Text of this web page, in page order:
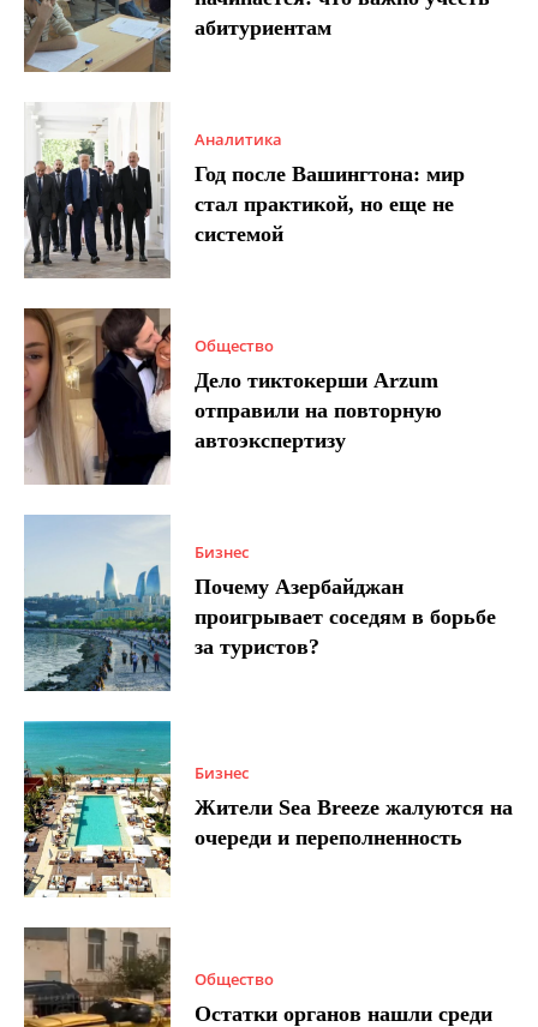
абитуриентам
Аналитика
Год после Вашингтона: мир
стал практикой, но еще не
системой
Общество
Дело тиктокерши Arzum
отправили на повторную
автоэкспертизу
Бизнес
Почему Азербайджан
проигрывает соседям в борьбе
за туристов?
Бизнес
Жители Sea Breeze жалуются на
очереди и переполненность
Общество
Остатки органов нашли среди